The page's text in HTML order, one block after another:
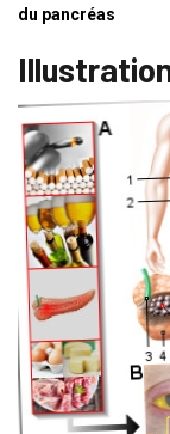
du pancréas